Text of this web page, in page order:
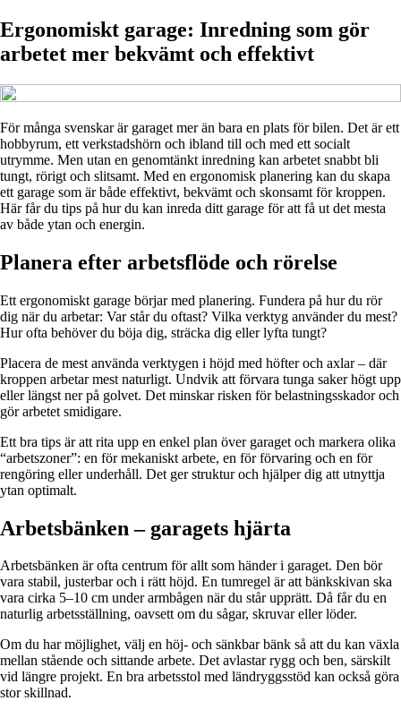
Ergonomiskt garage: Inredning som gör
arbetet mer bekvämt och effektivt
För många svenskar är garaget mer än bara en plats för bilen. Det är ett
hobbyrum, ett verkstadshörn och ibland till och med ett socialt
utrymme. Men utan en genomtänkt inredning kan arbetet snabbt bli
tungt, rörigt och slitsamt. Med en ergonomisk planering kan du skapa
ett garage som är både effektivt, bekvämt och skonsamt för kroppen.
Här får du tips på hur du kan inreda ditt garage för att få ut det mesta
av både ytan och energin.
Planera efter arbetsflöde och rörelse
Ett ergonomiskt garage börjar med planering. Fundera på hur du rör
dig när du arbetar: Var står du oftast? Vilka verktyg använder du mest?
Hur ofta behöver du böja dig, sträcka dig eller lyfta tungt?
Placera de mest använda verktygen i höjd med höfter och axlar – där
kroppen arbetar mest naturligt. Undvik att förvara tunga saker högt upp
eller längst ner på golvet. Det minskar risken för belastningsskador och
gör arbetet smidigare.
Ett bra tips är att rita upp en enkel plan över garaget och markera olika
“arbetszoner”: en för mekaniskt arbete, en för förvaring och en för
rengöring eller underhåll. Det ger struktur och hjälper dig att utnyttja
ytan optimalt.
Arbetsbänken – garagets hjärta
Arbetsbänken är ofta centrum för allt som händer i garaget. Den bör
vara stabil, justerbar och i rätt höjd. En tumregel är att bänkskivan ska
vara cirka 5–10 cm under armbågen när du står upprätt. Då får du en
naturlig arbetsställning, oavsett om du sågar, skruvar eller löder.
Om du har möjlighet, välj en höj- och sänkbar bänk så att du kan växla
mellan stående och sittande arbete. Det avlastar rygg och ben, särskilt
vid längre projekt. En bra arbetsstol med ländryggsstöd kan också göra
stor skillnad.